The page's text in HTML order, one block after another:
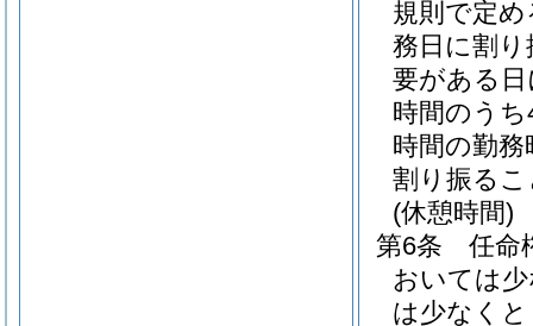
規則で定
務日に割
要がある
時間のう
時間の勤
割り振る
(休憩時間)
第6条
任命
おいては
は少なく